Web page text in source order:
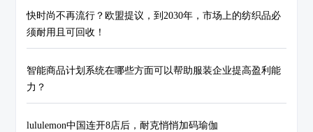
快时尚不再流行？欧盟提议，到2030年，市场上的纺织品必
须耐用且可回收！
智能商品计划系统在哪些方面可以帮助服装企业提高盈利能
力？
lululemon中国连开8店后，耐克悄悄加码瑜伽